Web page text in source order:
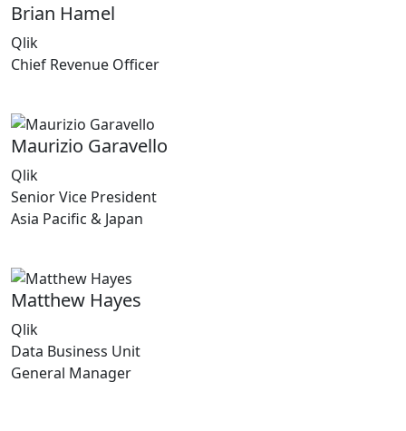
Brian Hamel
Qlik
Chief Revenue Officer
Maurizio Garavello
Qlik
Senior Vice President
Asia Pacific & Japan
Matthew Hayes
Qlik
Data Business Unit
General Manager